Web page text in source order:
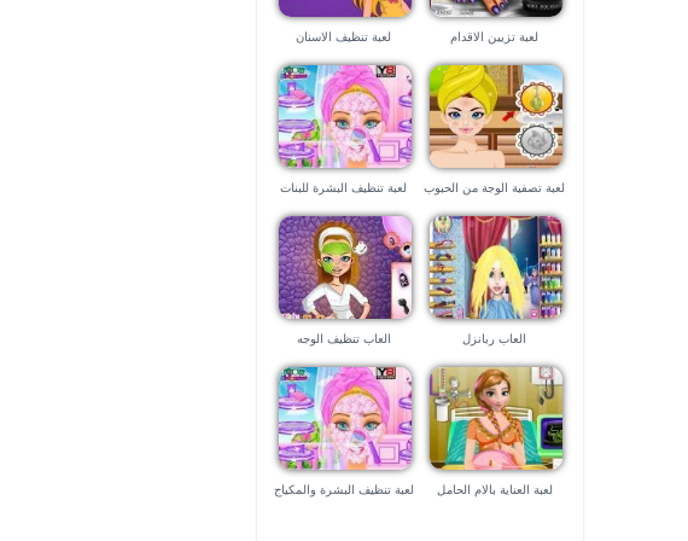
لعبة تزيين الاقدام لعبة تنظيف الاسنان
لعبة تصفية الوجة من الحبوب لعبة تنظيف البشرة للبنات
العاب ربانزل العاب تنظيف الوجه
لعبة العناية بالام الحامل لعبة تنظيف البشرة والمكياج